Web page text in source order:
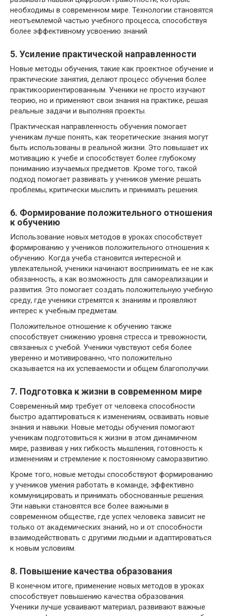
необходимы в современном мире. Технологии становятся
неотъемлемой частью учебного процесса, способствуя
более эффективному усвоению знаний.
5. Усиление практической направленности
Новые методы обучения, такие как проектное обучение и
практические занятия, делают процесс обучения более
практикоориентированным. Ученики не просто изучают
теорию, но и применяют свои знания на практике, решая
реальные задачи и выполняя проекты.
Практическая направленность обучения помогает
ученикам лучше понять, как теоретические знания могут
быть использованы в реальной жизни. Это повышает их
мотивацию к учебе и способствует более глубокому
пониманию изучаемых предметов. Кроме того, такой
подход помогает развивать у учеников умение решать
проблемы, критически мыслить и принимать решения.
6. Формирование положительного отношения
к обучению
Использование новых методов в уроках способствует
формированию у учеников положительного отношения к
обучению. Когда учеба становится интересной и
увлекательной, ученики начинают воспринимать ее не как
обязанность, а как возможность для самореализации и
развития. Это помогает создать положительную учебную
среду, где ученики стремятся к знаниям и проявляют
интерес к учебным предметам.
Положительное отношение к обучению также
способствует снижению уровня стресса и тревожности,
связанных с учебой. Ученики чувствуют себя более
уверенно и мотивированно, что положительно
сказывается на их успеваемости и общем благополучии.
7. Подготовка к жизни в современном мире
Современный мир требует от человека способности
быстро адаптироваться к изменениям, осваивать новые
знания и навыки. Новые методы обучения помогают
ученикам подготовиться к жизни в этом динамичном
мире, развивая у них гибкость мышления, готовность к
изменениям и стремление к постоянному саморазвитию.
Кроме того, новые методы способствуют формированию
у учеников умения работать в команде, эффективно
коммуницировать и принимать обоснованные решения.
Эти навыки становятся все более важными в
современном обществе, где успех человека зависит не
только от академических знаний, но и от способности
взаимодействовать с другими людьми и адаптироваться
к новым условиям.
8. Повышение качества образования
В конечном итоге, применение новых методов в уроках
способствует повышению качества образования.
Ученики лучше усваивают материал, развивают важные